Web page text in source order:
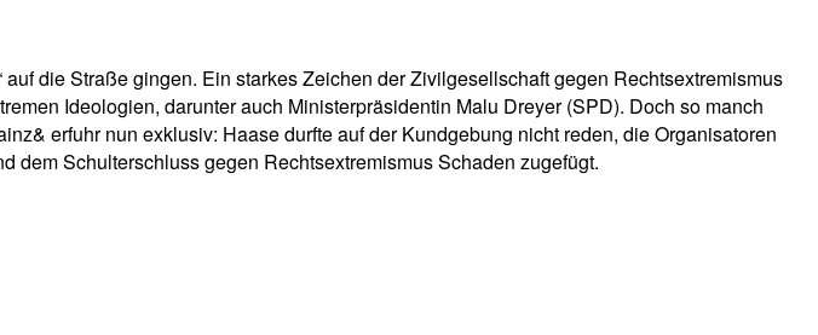
die Straße gingen. Ein starkes Zeichen der Zivilgesellschaft gegen Rechtsextremismus
Ideologien, darunter auch Ministerpräsidentin Malu Dreyer (SPD). Doch so manch
erfuhr nun exklusiv: Haase durfte auf der Kundgebung nicht reden, die Organisatoren
dem Schulterschluss gegen Rechtsextremismus Schaden zugefügt.